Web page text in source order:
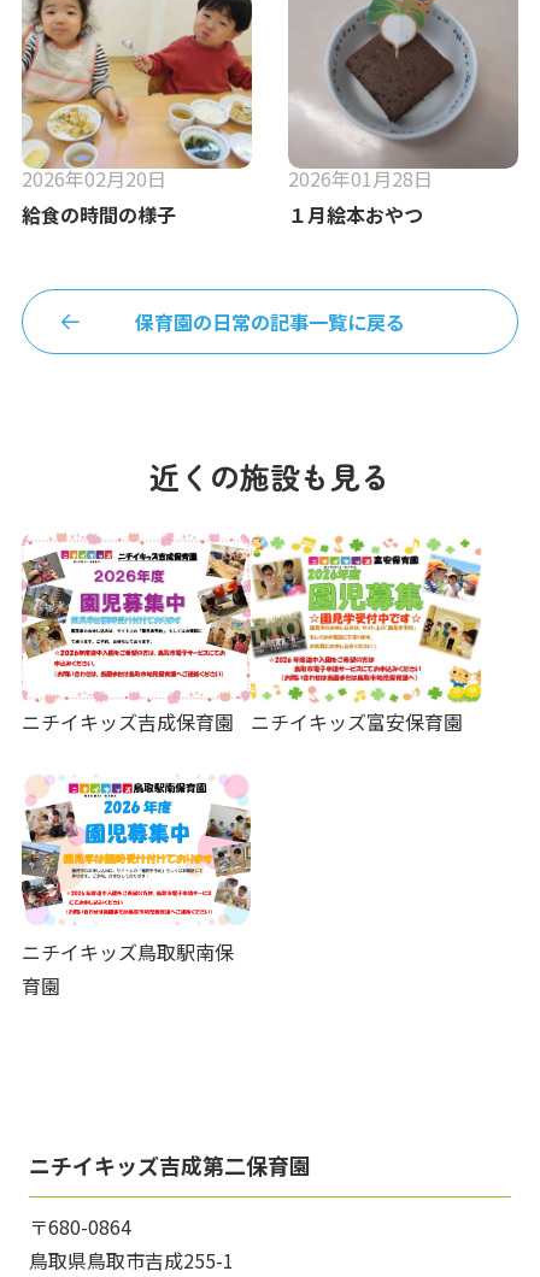
2026年02月20日
給食の時間の様子
2026年01月28日
１月絵本おやつ
保育園の日常の記事一覧に戻る
近くの施設も見る
ニチイキッズ吉成保育園 ニチイキッズ富安保育園
ニチイキッズ鳥取駅南保
育園
ニチイキッズ吉成第二保育園
〒680-0864
鳥取県鳥取市吉成255-1